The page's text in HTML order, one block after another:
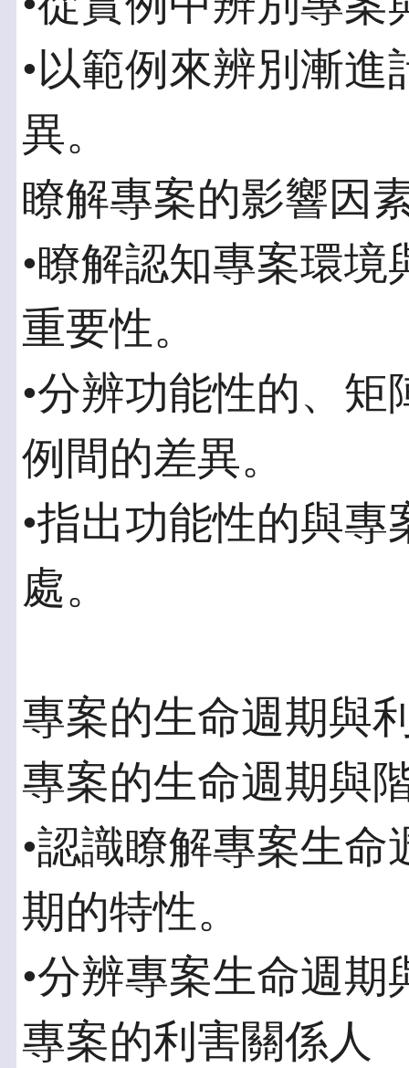
•以範例來辨別漸
異。
瞭解專案的影響因
•瞭解認知專案環
重要性。
•分辨功能性的、
例間的差異。
•指出功能性的與
處。
專案的生命週期與
專案的生命週期與
•認識瞭解專案生
期的特性。
•分辨專案生命週
專案的利害關係人